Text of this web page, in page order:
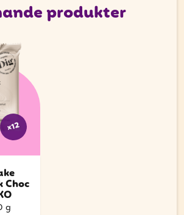
produkter
x12
Choc
g